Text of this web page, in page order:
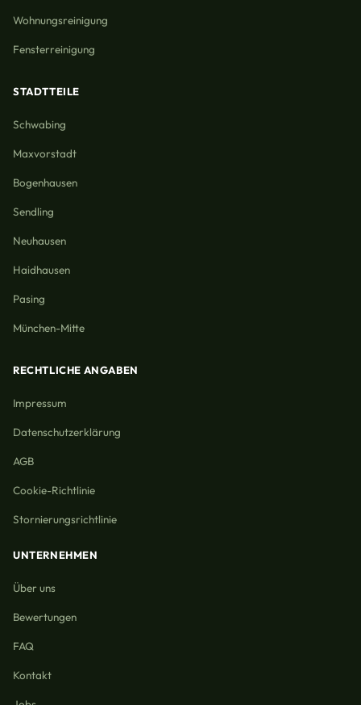
Wohnungsreinigung
Fensterreinigung
STADTTEILE
Schwabing
Maxvorstadt
Bogenhausen
Sendling
Neuhausen
Haidhausen
Pasing
München-Mitte
RECHTLICHE ANGABEN
Impressum
Datenschutzerklärung
AGB
Cookie-Richtlinie
Stornierungsrichtlinie
UNTERNEHMEN
Über uns
Bewertungen
FAQ
Kontakt